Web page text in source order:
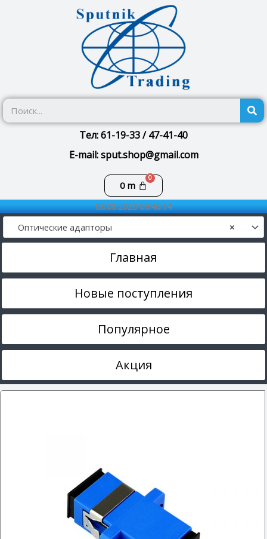
Тел: 61-19-33 / 47-41-40
E-mail: sput.shop@gmail.com
0m
Корзина
08.08.2026 09:46:14
×
Оптические адапторы
Главная
Новые поступления
Популярное
Акция